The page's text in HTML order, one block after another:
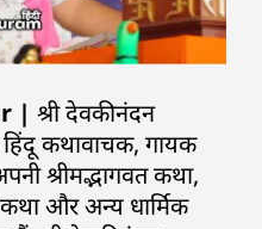
| श्री देवकीनंदन
कथावाचक, गायक
श्रीमद्भागवत कथा,
कथा और अन्य धार्मिक